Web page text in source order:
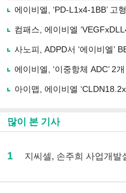
로
기
사
유
기
에이비엘, ‘PD-L1x4-1BB’ 고
컴패스, 에이비엘
사노피, ADPD서 ‘에이비엘’
에이비엘, ‘이중항체 ADC’ 2
아이맵, 에이비엘
많이 본 기사
1 지씨셀, 손주희 사업개발